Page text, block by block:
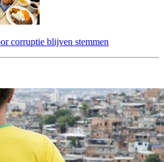
corruptie blijven stemmen